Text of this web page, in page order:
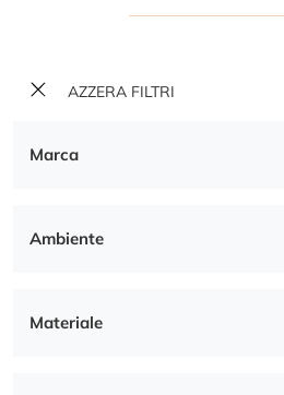
AZZERA FILTRI
Marca
Ambiente
Materiale